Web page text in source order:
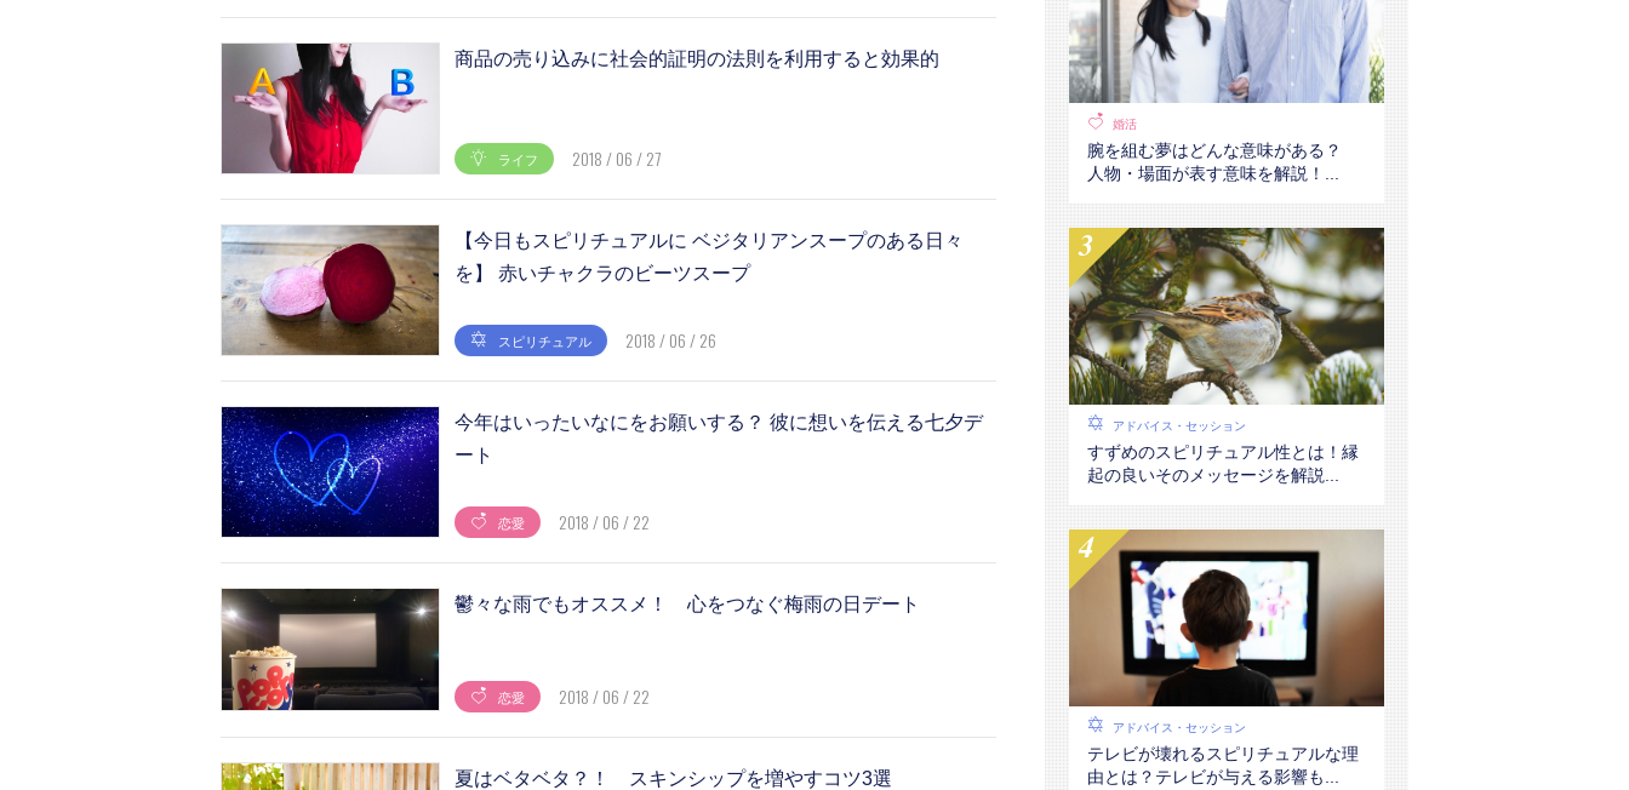
商品の売り込みに社会的証明の法則を利用すると効果的
ライフ 2018 / 06 / 27
【今日もスピリチュアルに ベジタリアンスープのある日々
を】 赤いチャクラのビーツスープ
スピリチュアル 2018 / 06 / 26
今年はいったいなにをお願いする？ 彼に想いを伝える七夕デ
ート
恋愛 2018 / 06 / 22
鬱々な雨でもオススメ！ 心をつなぐ梅雨の日デート
恋愛 2018 / 06 / 22
夏はベタベタ？！ スキンシップを増やすコツ3選
婚活
腕を組む夢はどんな意味がある？
人物・場面が表す意味を解説！...
アドバイス・セッション
すずめのスピリチュアル性とは！縁
起の良いそのメッセージを解説...
アドバイス・セッション
テレビが壊れるスピリチュアルな理
由とは？テレビが与える影響も...